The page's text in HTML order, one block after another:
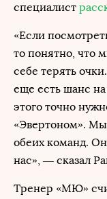
специалист
«Если
то понятно, что
себе терять
еще есть шанс
этого точно
«Эвертоном». Мы
обеих команд.
нас», — сказал
Тренер «МЮ»